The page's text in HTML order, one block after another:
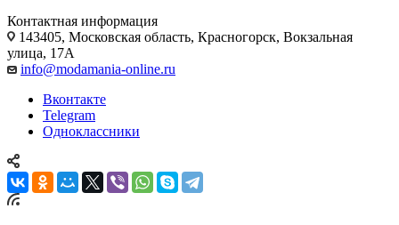
Контактная информация
143405, Московская область, Красногорск, Вокзальная
улица, 17А
info@modamania-online.ru
Вконтакте
Telegram
Одноклассники